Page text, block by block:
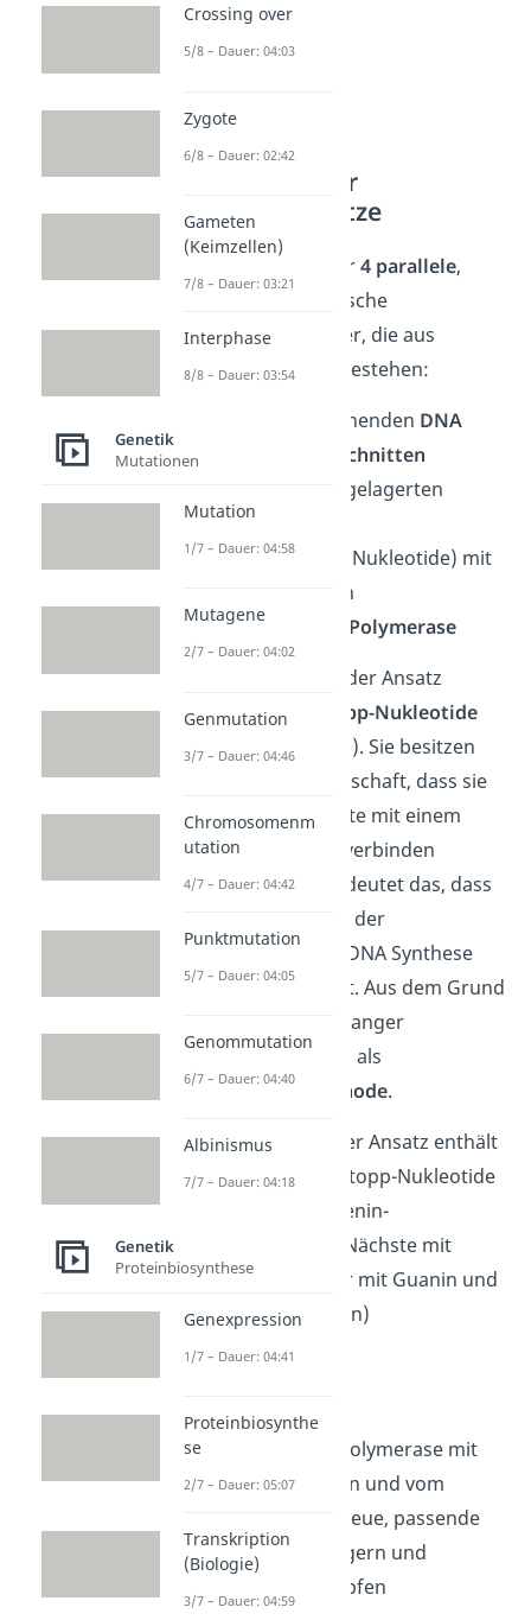
Herstellung der
Reaktionsansätze
Daraufhin stellen wir4 parallele,
grundsätzlich identische
Reaktionsansätze her, die aus
folgenden Zutaten bestehen:
den zu untersuchenden DNA
Einzelstrangabschnitten
(Matrize) mit angelagerten
Primern
DNA Bausteine
(Nukleotide) mit
den 4 DNA Basen
das Enzym
DNA Polymerase
Zusätzlich enthält jeder Ansatz
jeweils spezielle
Stopp-Nukleotide
(Didesoxynukleotide). Sie besitzen
die besondere Eigenschaft, dass sie
sich nur an einer Seite mit einem
weiteren Nukleotid verbinden
können. Konkret bedeutet das, dass
beim Einfügen eines der
Stoppbausteine die DNA Synthese
zum erliegen kommt. Aus dem Grund
bezeichnest du die Sanger
Sequenzierung auch als
Kettenabbruchmethode.
Beachte hierbei: Jeder Ansatz enthält
nur eine Sorte
der Stopp-Nukleotide
(einer mit einem Adenin-
Stoppbaustein, der Nächste mit
Thymin, ein Weiterer mit Guanin und
der Letzte mit Cytosin)
Jetzt kann die DNA Polymerase mit
ihrer Arbeit beginnen und vom
Primer ausgehend neue, passende
DNA Bausteine anlagern und
miteinander verknüpfen
Crossing over
5/8 – Dauer: 04:03
Zygote
6/8 – Dauer: 02:42
Gameten
(Keimzellen)
7/8 – Dauer: 03:21
Interphase
8/8 – Dauer: 03:54
Genetik
Mutationen
Mutation
1/7 – Dauer: 04:58
Mutagene
2/7 – Dauer: 04:02
Genmutation
3/7 – Dauer: 04:46
Chromosomenm
utation
4/7 – Dauer: 04:42
Punktmutation
5/7 – Dauer: 04:05
Genommutation
6/7 – Dauer: 04:40
Albinismus
7/7 – Dauer: 04:18
Genetik
Proteinbiosynthese
Genexpression
1/7 – Dauer: 04:41
Proteinbiosynthe
se
2/7 – Dauer: 05:07
Transkription
(Biologie)
3/7 – Dauer: 04:59